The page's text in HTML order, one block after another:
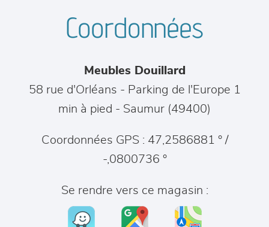
chambres et dressing
décoration
Coordonnées
Meubles Douillard
58 rue d'Orléans - Parking de l'Europe 1
min à pied - Saumur (49400)
Coordonnées GPS : 47,2586881 ° /
-,0800736 °
Se rendre vers ce magasin :